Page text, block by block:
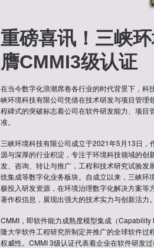
重磅喜讯！三峡
膺CMMI3级认证
在当今数字化浪潮席卷各行业的时代背景下，
峡环境科技有限公司凭借在技术研发与项目管
程碑式的突破标志着公司在软件研发能力、项
准。
三峡环境科技有限公司成立于2021年5月13日
源与深厚的行业积淀，专注于环境科技领域的
发、咨询、转让与推广，工程和技术研究试验
统集成等数字化业务板块。自成立以来，三峡
极投入研发资源，在环境治理数字化解决方案
著作权信息，展现出强大的技术实力与创新活力。
CMMI，即软件能力成熟度模型集成（
隆大学软件工程研究所制定并推广的全球软件
权威性。CMMI 3级认证代表着企业在软件研发